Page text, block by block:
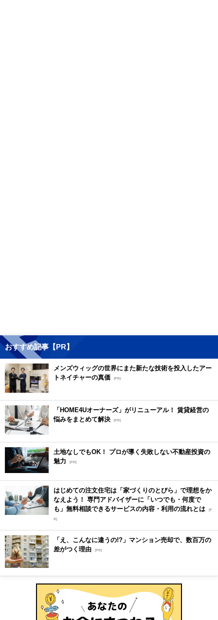
おすすめ記事【PR】
メンズウィッグの世界にまた新たな技術を投入したアー
トネイチャーの真価 [PR]
「HOME4Uオーナーズ」がリニューアル！ 賃貸経営の
悩みをまとめて解決 [PR]
土地なしでもOK！ プロが導く失敗しない不動産投資の
魅力
[PR]
はじめての注文住宅は「家づくりのとびら」で理想をか
なえよう！ 専門アドバイザーに「いつでも・何度で
も」無料相談できるサービスの内容・利用の流れとは [P
R]
「え、こんなに違うの!?」マンション売却で、数百万の
差がつく理由 [PR]